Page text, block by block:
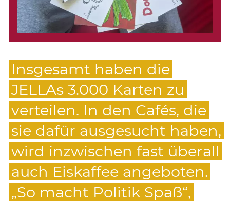
Insgesamt haben die
JELLAs 3.000 Karten zu
verteilen. In den Cafés, die
sie dafür ausgesucht haben,
wird inzwischen fast überall
auch Eiskaffee angeboten.
„So macht Politik Spaß“,